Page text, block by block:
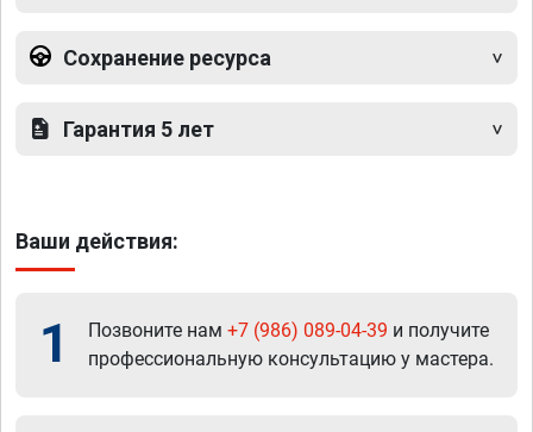
Сохранение ресурса
Гарантия 5 лет
Ваши действия:
1 Позвоните нам +7 (986) 089-04-39 и получите
профессиональную консультацию у мастера.